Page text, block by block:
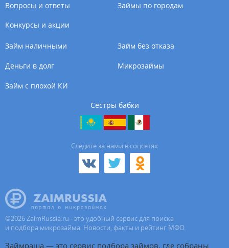
Вопросы и ответы
Займы по городам
Конкурсы и акции
Займ наличными Займ без отказа
Деньги в долг Микрозаймы
Займ с плохой КИ
Сестры бабки
Cледите за нами в соцсетях
©2026ZaimRussia.ru - это удобный сервис для поиска
и подбора микрозайма. Новости, факты и рейтинг МФО.
Займраша — это сервис подбора займов, где собраны